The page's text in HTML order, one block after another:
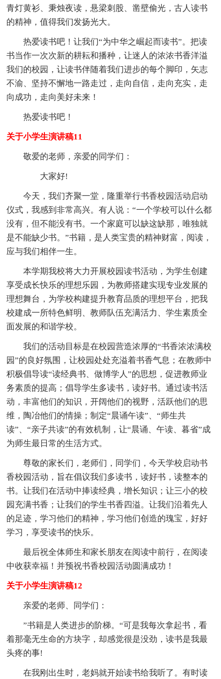
青灯黄衫、秉烛夜读，悬梁刺股、凿壁偷光，古人读书
的精神，值得我们发扬光大。
热爱读书吧！让我们“为中华之崛起而读书”。把读
书当作一次次新的耕耘和播种，让迷人的浓浓书香洋溢
我们的校园，让读书伴随着我们进步的每个脚印，矢志
不渝、坚持不懈地一路走过，走向自信，走向充实，走
向成功，走向美好未来！
热爱读书吧！
关于小学生演讲稿11
敬爱的老师，亲爱的同学们：
大家好!
今天，我们齐聚一堂，隆重举行书香校园活动启动
仪式，我感到非常高兴。有人说：“一个学校可以什么都
没有，但不能没有书。一个家庭可以缺这缺那，唯独就
是不能缺少书。”书籍，是人类宝贵的精神财富，阅读，
应与我们相伴一生。
本学期我校将大力开展校园读书活动，为学生创建
享受成长快乐的理想乐园，为教师搭建实现专业发展的
理想舞台，为学校构建提升教育品质的理想平台，把我
校建成一所特色鲜明、教师队伍充满活力、学生素质全
面发展的和谐学校。
我们的活动目标是在校园营造浓厚的“书香浓浓满校
园”的良好氛围，让校园处处充溢着书香气息；在教师中
积极倡导读“读经典书、做博学人”的思想，促进教师业
务素质的提高；倡导学生多读书，读好书。通过读书活
动，丰富他们的知识，开阔他们的视野，活跃他们的思
维，陶冶他们的情操；制定“晨诵午读”、“师生共
读”、“亲子共读”的有效机制，让“晨诵、午读、暮省”成
为师生最日常的生活方式。
尊敬的家长们，老师们，同学们，今天学校启动书
香校园活动，旨在倡议我们多读书，读好书，读整本的
书。让我们在活动中捧读经典，增长知识；让三小的校
园充满书香；让我们的学生书香四溢。让我们沿着先人
的足迹，学习他们的精神，学习他们创造的瑰宝，好好
学习，享受读书的快乐。
最后祝全体师生和家长朋友在阅读中前行，在阅读
中收获幸福！并预祝书香校园活动圆满成功！
关于小学生演讲稿12
亲爱的老师、同学们：
”书籍是人类进步的阶梯。“可是我每次拿起书，看
着那毫无生命的方块字，却感觉很是没劲，读书是我最
头疼的事!
在我刚出生时，老妈就开始读书给我听了。有时读